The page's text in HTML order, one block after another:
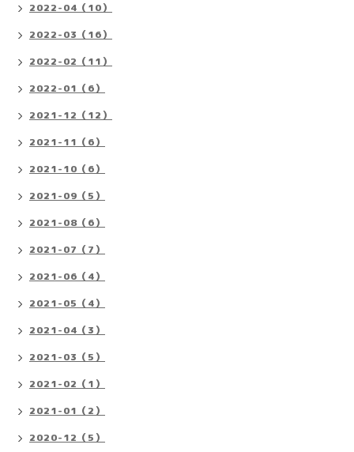
2022-04（10）
2022-03（16）
2022-02（11）
2022-01（6）
2021-12（12）
2021-11（6）
2021-10（6）
2021-09（5）
2021-08（6）
2021-07（7）
2021-06（4）
2021-05（4）
2021-04（3）
2021-03（5）
2021-02（1）
2021-01（2）
2020-12（5）